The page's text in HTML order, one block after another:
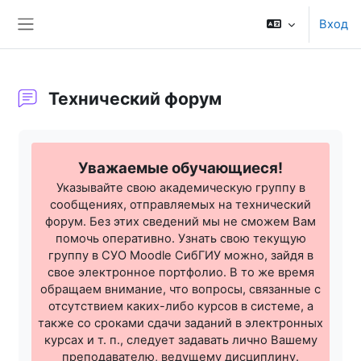
Вход
Технический форум
Уважаемые обучающиеся!
Указывайте свою академическую группу в
сообщениях, отправляемых на технический
форум. Без этих сведений мы не сможем Вам
помочь оперативно. Узнать свою текущую
группу в СУО Moodle СибГИУ можно, зайдя в
свое электронное портфолио. В то же время
обращаем внимание, что вопросы, связанные с
отсутствием каких-либо курсов в системе, а
также со сроками сдачи заданий в электронных
курсах и т. п., следует задавать лично Вашему
преподавателю, ведущему дисциплину.